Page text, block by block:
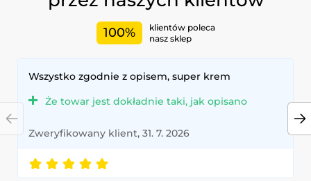
100%
klientów poleca
nasz sklep
Wszystko zgodnie z opisem, super krem
Że towar jest dokładnie taki, jak opisano
Zweryfikowany klient, 31. 7. 2026